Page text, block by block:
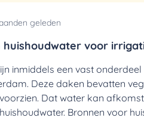
geleden
huishoudwater voor
inmiddels een vast
Deze daken bevatten
Dat water kan
Bronnen voor